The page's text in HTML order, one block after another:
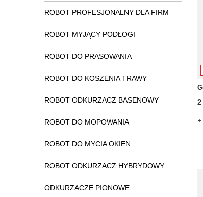
ROBOT PROFESJONALNY DLA FIRM
ROBOT MYJĄCY PODŁOGI
ROBOT DO PRASOWANIA
ROBOT DO KOSZENIA TRAWY
ROBOT ODKURZACZ BASENOWY
ROBOT DO MOPOWANIA
ROBOT DO MYCIA OKIEN
ROBOT ODKURZACZ HYBRYDOWY
ODKURZACZE PIONOWE
2
+